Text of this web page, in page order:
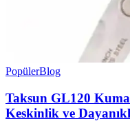
PopülerBlog
Taksun GL120
Keskinlik ve